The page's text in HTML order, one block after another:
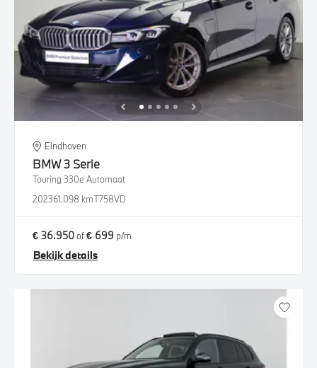
Eindhoven
BMW3 Serie
Touring 330e Automaat
202361.098 kmT758VD
€ 36.950of€ 699 p/m
Bekijk details